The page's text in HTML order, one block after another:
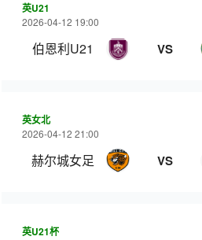
英U21
2026-04-12 19:00
伯恩利U21 VS
英女北
2026-04-12 21:00
赫尔城女足 VS
英U21杯